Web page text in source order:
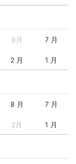
8月 7 月
2 月 1 月
8 月 7 月
2月 1 月